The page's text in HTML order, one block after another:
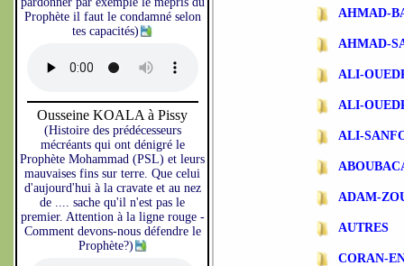
Prophète il faut le condamné selon
tes capacités)
Ousseine KOALA à Pissy
(Histoire des prédécesseurs
mécréants qui ont dénigré le
Prophète Mohammad (PSL) et leurs
mauvaises fins sur terre. Que celui
d'aujourd'hui à la cravate et au nez
de .... sache qu'il n'est pas le
premier. Attention à la ligne rouge -
Comment devons-nous défendre le
Prophète?)
AHMAD-
AHMAD-
ALI-
ALI-
ALI-
ADAM-
AUTRES
CORAN-